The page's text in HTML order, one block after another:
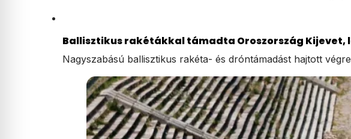
Ballisztikus rakétákkal támadta Oroszország Kijevet,
Nagyszabású ballisztikus rakéta- és dróntámadást hajtott